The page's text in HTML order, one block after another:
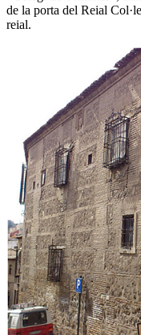
de la porta del Reial
reial.